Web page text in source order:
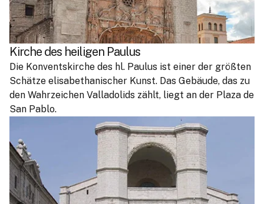
Kirche des heiligen Paulus
Die Konventskirche des hl. Paulus ist einer der größten
Schätze elisabethanischer Kunst. Das Gebäude, das zu
den Wahrzeichen Valladolids zählt, liegt an der Plaza de
San Pablo.